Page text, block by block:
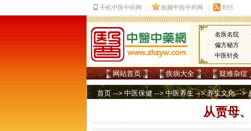
名医名院
偏方秘方
中医针灸
网站首页 疾病大全 疑难杂症
首页 -->中医保健 -->中医养生-->养生文化-->
从贾母